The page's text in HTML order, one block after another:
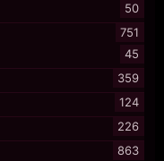
50
751
45
359
124
226
863